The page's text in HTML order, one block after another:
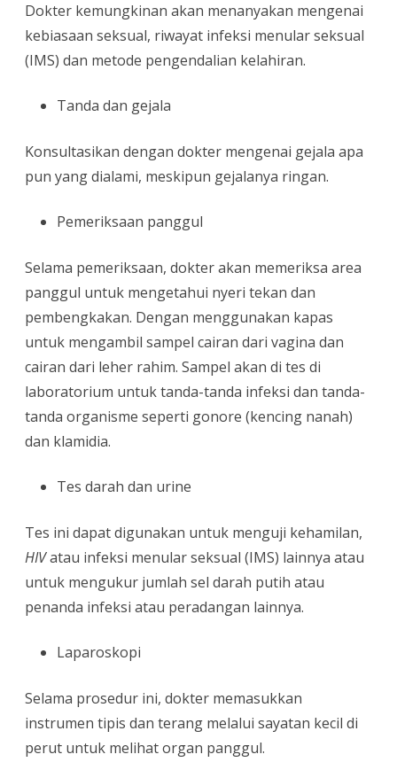
Dokter kemungkinan akan menanyakan mengenai
kebiasaan seksual, riwayat infeksi menular seksual
(IMS) dan metode pengendalian kelahiran.
Tanda dan gejala
Konsultasikan dengan dokter mengenai gejala apa
pun yang dialami, meskipun gejalanya ringan.
Pemeriksaan panggul
Selama pemeriksaan, dokter akan memeriksa area
panggul untuk mengetahui nyeri tekan dan
pembengkakan. Dengan menggunakan kapas
untuk mengambil sampel cairan dari vagina dan
cairan dari leher rahim. Sampel akan di tes di
laboratorium untuk tanda-tanda infeksi dan tanda-
tanda organisme seperti gonore (kencing nanah)
dan klamidia.
Tes darah dan urine
Tes ini dapat digunakan untuk menguji kehamilan,
HIVatau infeksi menular seksual (IMS) lainnya atau
untuk mengukur jumlah sel darah putih atau
penanda infeksi atau peradangan lainnya.
Laparoskopi
Selama prosedur ini, dokter memasukkan
instrumen tipis dan terang melalui sayatan kecil di
perut untuk melihat organ panggul.